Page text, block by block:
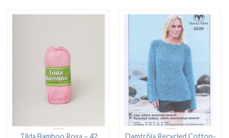
Tilda Bamboo Rosa – 42
Damtröja Recycled Cotton-